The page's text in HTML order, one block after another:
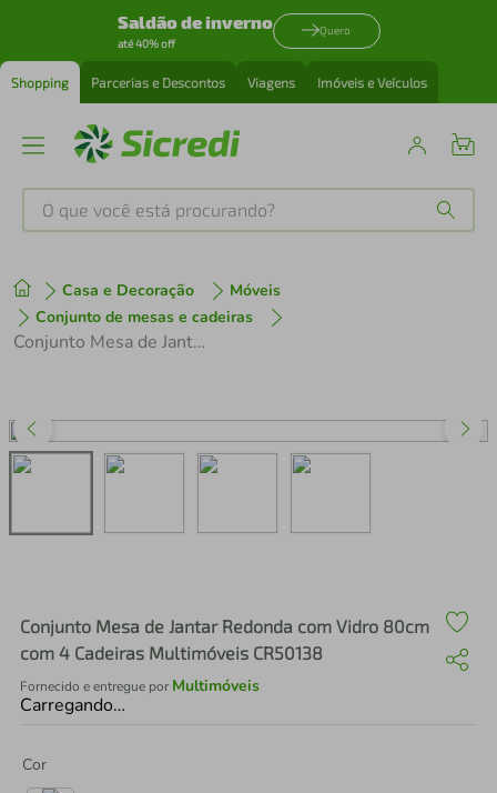
Saldão de inverno
até 40% off
Quero
Shopping Parcerias e Descontos Viagens Imóveis e Veículos
O que você está procurando?
Casa e Decoração
Móveis
Conjunto de mesas e cadeiras
Conjunto Mesa de Jantar Redonda com Vidro 80cm com 4 Cadeiras Multimóveis CR50138
Conjunto Mesa de Jantar Redonda com Vidro 80cm
com 4 Cadeiras Multimóveis CR50138
Fornecido e entregue por Multimóveis
Carregando…
Cor
1º tenis